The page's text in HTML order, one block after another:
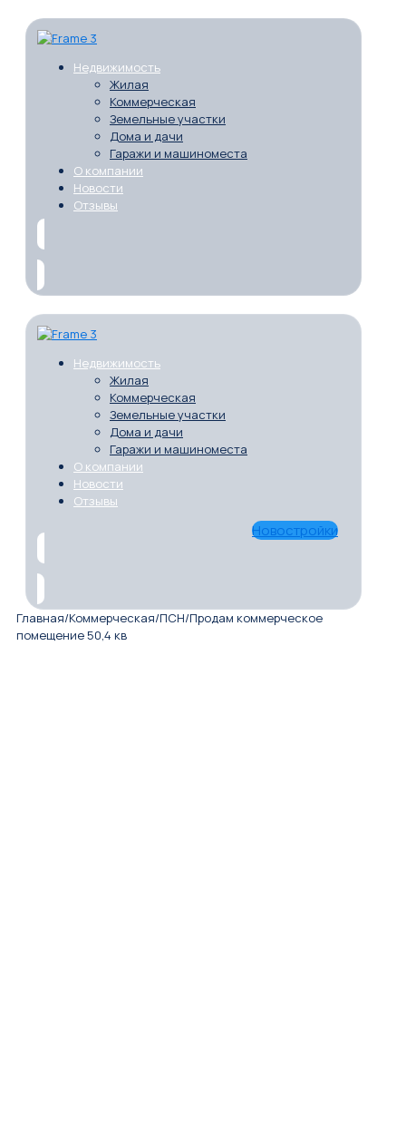
Недвижимость
Жилая
Коммерческая
Земельные участки
Дома и дачи
Гаражи и машиноместа
О компании
Новости
Отзывы
Недвижимость
Жилая
Коммерческая
Земельные участки
Дома и дачи
Гаражи и машиноместа
О компании
Новости
Отзывы
Новостройки
Главная/Коммерческая/ПСН/Продам коммерческое
помещение 50,4 кв